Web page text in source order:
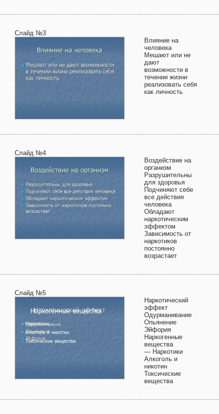
Слайд №3
Влияние на
человека
Мешают или не
дают
возможности в
течении жизни
реализовать себя
как личность
Слайд №4
Воздействие на
организм
Разрушительны
для здоровья
Подчиняют себе
все действия
человека
Обладают
наркотическим
эффектом
Зависимость от
наркотиков
постоянно
возрастает
Слайд №5
Наркотический
эффект
Одурманивание
Опьянение
Эйфория
Наркогенные
вещества
— Наркотики
Алкоголь и
никотин
Токсические
вещества